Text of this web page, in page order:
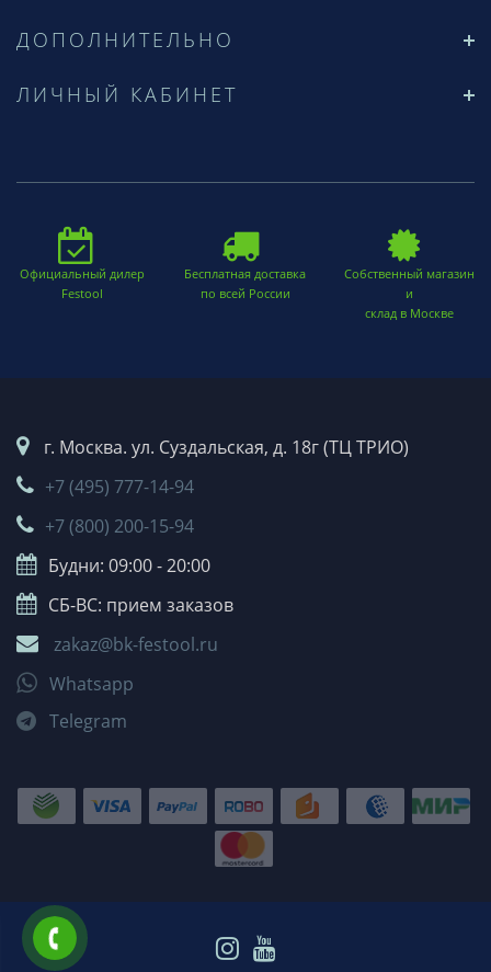
ДОПОЛНИТЕЛЬНО
ЛИЧНЫЙ КАБИНЕТ
Официальный дилер
Festool
Бесплатная доставка
по всей России
Собственный магазин
и
склад в Москве
г. Москва. ул. Суздальская, д. 18г (ТЦ ТРИО)
+7 (495) 777-14-94
+7 (800) 200-15-94
Будни: 09:00 - 20:00
СБ-ВС: прием заказов
zakaz@bk-festool.ru
Whatsapp
Telegram